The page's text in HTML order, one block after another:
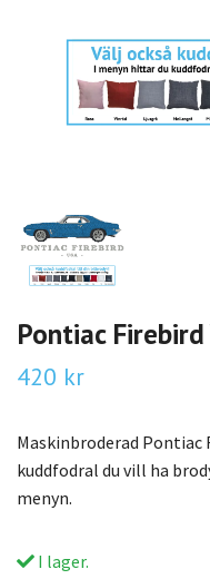
Pontiac
420 kr
Maskinbroderad Pontiac
kuddfodral du vill ha
menyn.
I lager.